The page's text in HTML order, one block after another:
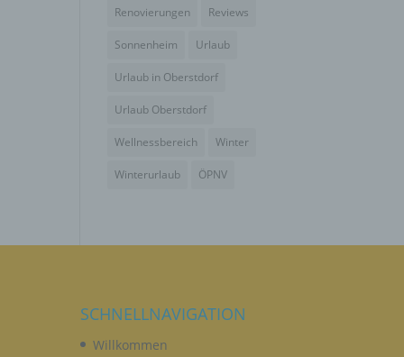
Renovierungen Reviews
Sonnenheim Urlaub
Urlaub in Oberstdorf
Urlaub Oberstdorf
Wellnessbereich Winter
Winterurlaub ÖPNV
SCHNELLNAVIGATION
Willkommen